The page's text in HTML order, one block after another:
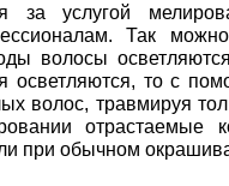
за услугой
Так
волосы
осветляются, то с
волос, травмируя
отрастаемые
при обычном